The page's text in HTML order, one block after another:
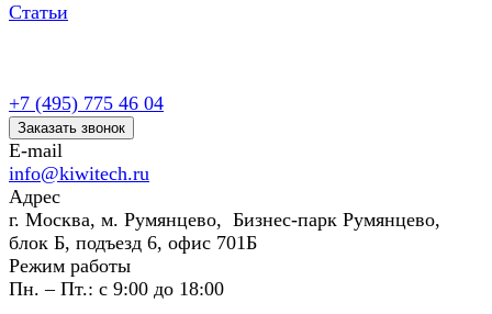
Статьи
+7 (495) 775 46 04
Заказать звонок
E-mail
info@kiwitech.ru
Адрес
г. Москва, м. Румянцево, Бизнес-парк Румянцево,
блок Б, подъезд 6, офис 701Б
Режим работы
Пн. – Пт.: с 9:00 до 18:00